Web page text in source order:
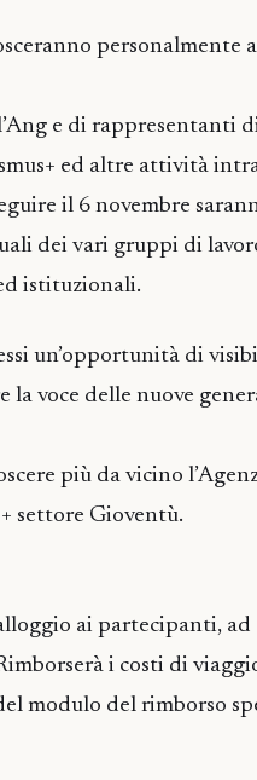
personalmente
e di rappresentanti
ed altre attività
il 6 novembre
dei vari gruppi di
istituzionali.
un’opportunità di
la voce delle nuove
più da vicino
settore Gioventù.
ai partecipanti, ad
i costi di
modulo del rimborso